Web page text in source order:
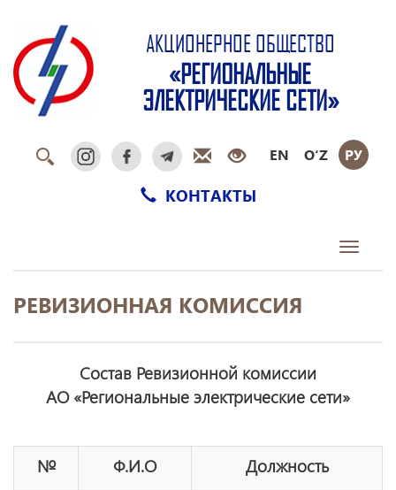
АКЦИОНЕРНОЕ ОБЩЕСТВО
«РЕГИОНАЛЬНЫЕ
ЭЛЕКТРИЧЕСКИЕ СЕТИ»
EN O‘Z РУ
КОНТАКТЫ
Toggle
РЕВИЗИОННАЯ КОМИССИЯ
Состав Ревизионной комиссии
АО «Региональные электрические сети»
№ Ф.И.О Должность